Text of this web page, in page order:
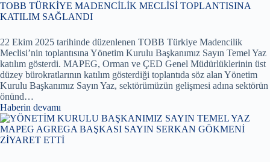
TOBB TÜRKİYE MADENCİLİK MECLİSİ TOPLANTISINA
KATILIM SAĞLANDI
22 Ekim 2025 tarihinde düzenlenen TOBB Türkiye Madencilik
Meclisi’nin toplantısına Yönetim Kurulu Başkanımız Sayın Temel Yaz
katılım gösterdi. MAPEG, Orman ve ÇED Genel Müdürlüklerinin üst
düzey bürokratlarının katılım gösterdiği toplantıda söz alan Yönetim
Kurulu Başkanımız Sayın Yaz, sektörümüzün gelişmesi adına sektörün
önünd…
Haberin devamı